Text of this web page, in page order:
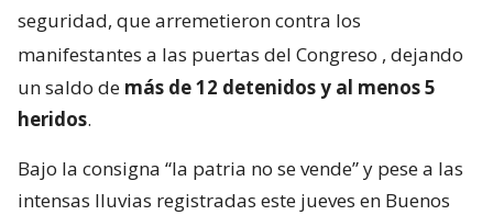
seguridad, que arremetieron contra los
manifestantes a las puertas del Congreso , dejando
un saldo de más de 12 detenidos y al menos 5
heridos.
Bajo la consigna “la patria no se vende” y pese a las
intensas lluvias registradas este jueves en Buenos